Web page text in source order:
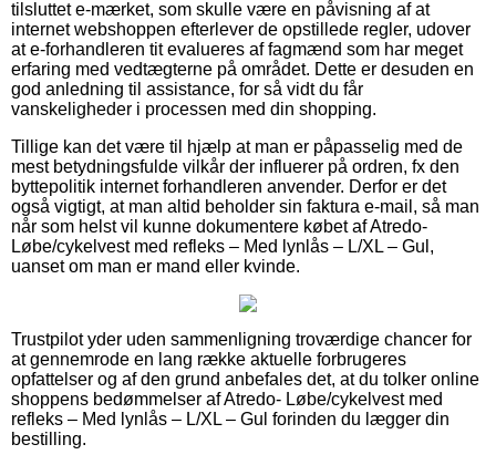
tilsluttet e-mærket, som skulle være en påvisning af at
internet webshoppen efterlever de opstillede regler, udover
at e-forhandleren tit evalueres af fagmænd som har meget
erfaring med vedtægterne på området. Dette er desuden en
god anledning til assistance, for så vidt du får
vanskeligheder i processen med din shopping.
Tillige kan det være til hjælp at man er påpasselig med de
mest betydningsfulde vilkår der influerer på ordren, fx den
byttepolitik internet forhandleren anvender. Derfor er det
også vigtigt, at man altid beholder sin faktura e-mail, så man
når som helst vil kunne dokumentere købet af Atredo-
Løbe/cykelvest med refleks – Med lynlås – L/XL – Gul,
uanset om man er mand eller kvinde.
Trustpilot yder uden sammenligning troværdige chancer for
at gennemrode en lang række aktuelle forbrugeres
opfattelser og af den grund anbefales det, at du tolker online
shoppens bedømmelser af Atredo- Løbe/cykelvest med
refleks – Med lynlås – L/XL – Gul forinden du lægger din
bestilling.